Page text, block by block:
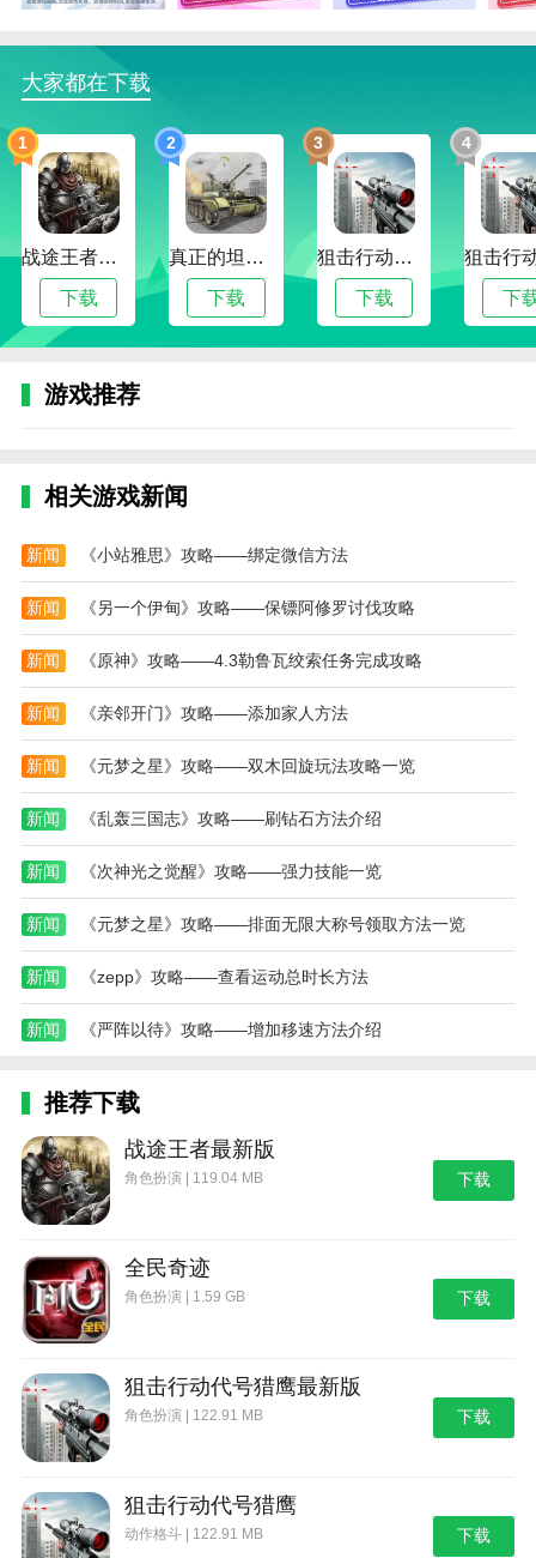
满精彩。让我们一起体验。
大家都在下载
1
战途王者最新版
下载
2
真正的坦克大战
下载
3
狙击行动代号猎鹰最新版
下载
4
下
游戏推荐
相关游戏新闻
新闻 《小站雅思》攻略——绑定微信方法
新闻 《另一个伊甸》攻略——保镖阿修罗讨伐攻略
新闻 《原神》攻略——4.3勒鲁瓦绞索任务完成攻略
新闻 《亲邻开门》攻略——添加家人方法
新闻 《元梦之星》攻略——双木回旋玩法攻略一览
新闻 《乱轰三国志》攻略——刷钻石方法介绍
新闻 《次神光之觉醒》攻略——强力技能一览
新闻 《元梦之星》攻略——排面无限大称号领取方法一览
新闻 《zepp》攻略——查看运动总时长方法
新闻 《严阵以待》攻略——增加移速方法介绍
推荐下载
战途王者最新版
角色扮演 | 119.04 MB 下载
全民奇迹
角色扮演 | 1.59 GB 下载
狙击行动代号猎鹰最新版
角色扮演 | 122.91 MB 下载
狙击行动代号猎鹰
动作格斗 | 122.91 MB 下载